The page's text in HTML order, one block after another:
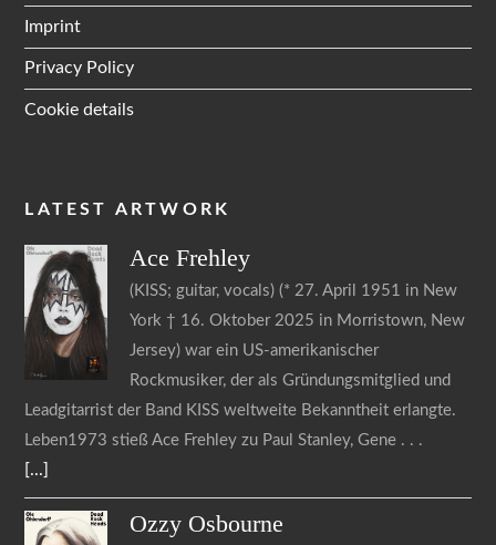
Imprint
Privacy Policy
Cookie details
LATEST ARTWORK
AceFrehley
(KISS; guitar, vocals) (* 27. April 1951 in New
York † 16. Oktober 2025 in Morristown, New
Jersey) war ein US-amerikanischer
Rockmusiker, der als Gründungsmitglied und
Leadgitarrist der Band KISS weltweite Bekanntheit erlangte.
Leben1973 stieß Ace Frehley zu Paul Stanley, Gene
[...]
Ozzy Osbourne